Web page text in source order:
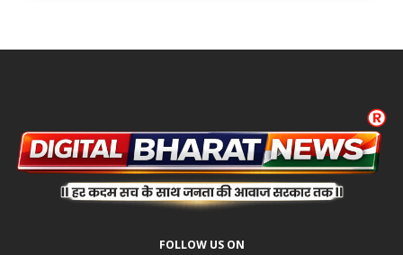
FOLLOW US ON